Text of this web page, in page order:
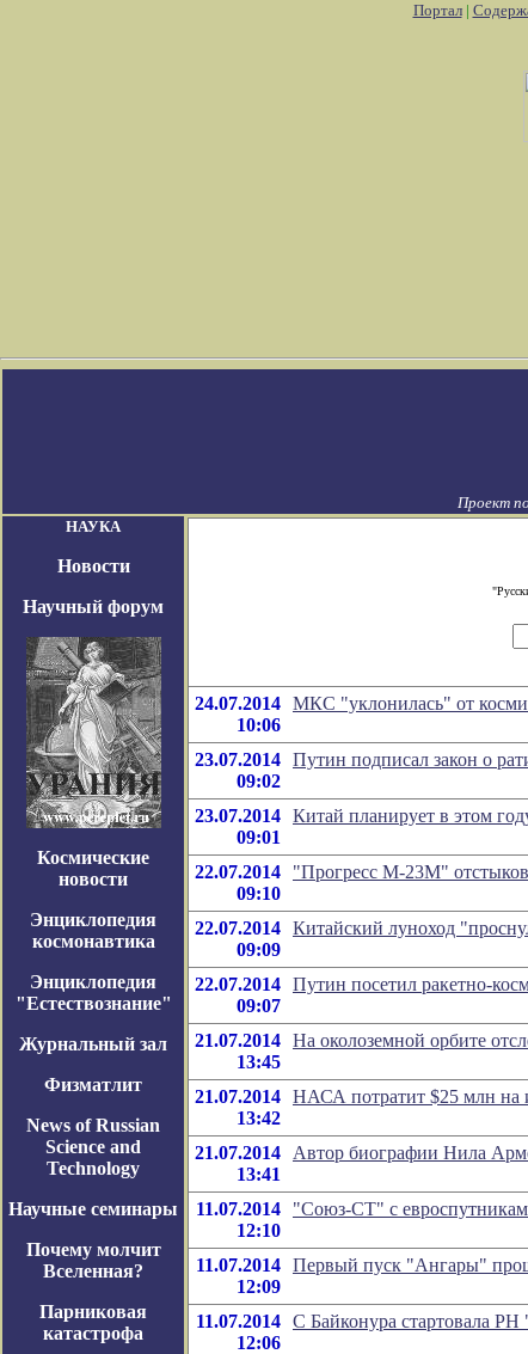
Портал|
Проект
НАУКА
Новости
Научный форум
Космические
новости
Энциклопедия
космонавтика
Энциклопедия
"Естествознание"
Журнальный зал
Физматлит
News of Russian
Science and
Technology
Научные семинары
Почему молчит
Вселенная?
Парниковая
катастрофа
24.07.2014
10:06
МКС "уклонилась" от
23.07.2014
09:02
Путин подписал закон о
23.07.2014
09:01
Китай планирует в этом
22.07.2014
09:10
"Прогресс М-23М"
22.07.2014
09:09
Китайский луноход
22.07.2014
09:07
Путин посетил ракетно-
21.07.2014
13:45
На околоземной орбите
21.07.2014
13:42
НАСА потратит $25 млн на
21.07.2014
13:41
Автор биографии Нила
11.07.2014
12:10
"Союз-СТ" с
11.07.2014
12:09
Первый пуск "Ангары"
11.07.2014
12:06
С Байконура стартовала